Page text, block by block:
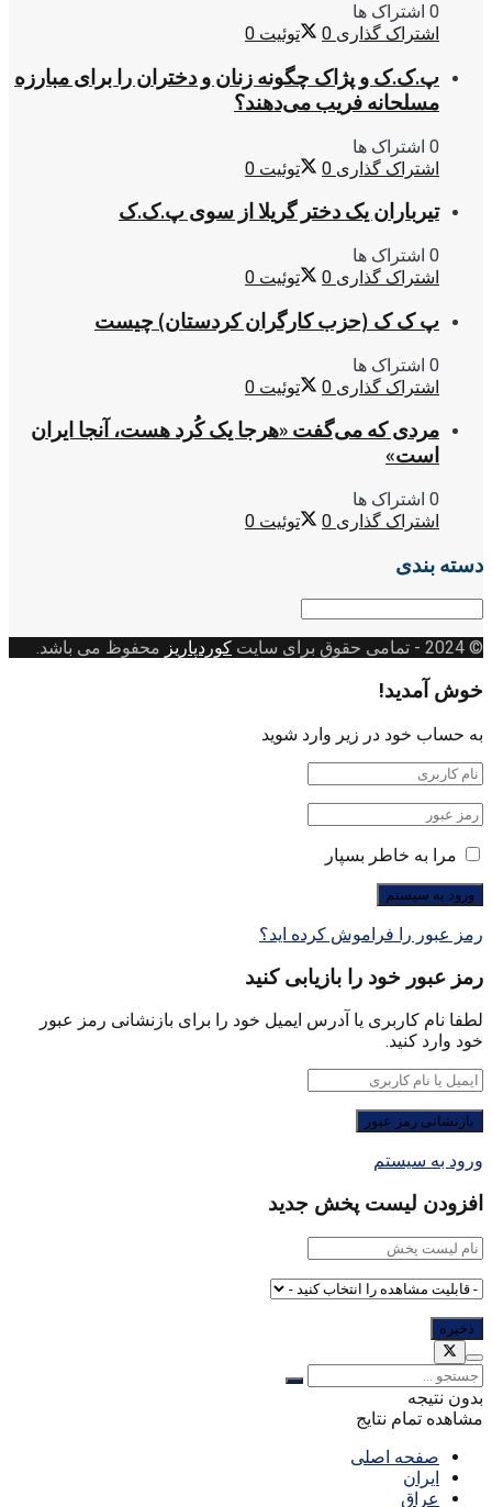
0 اشتراک ها
اشتراک گذاری 0 توئیت 0
پ.ک.ک و پژاک چگونه زنان و دختران را برای مبارزه
مسلحانه فریب می‌دهند؟
0 اشتراک ها
اشتراک گذاری 0 توئیت 0
تیرباران یک دختر گریلا از سوی پ.ک.ک
0 اشتراک ها
اشتراک گذاری 0 توئیت 0
پ ک ک (حزب کارگران کردستان) چیست
0 اشتراک ها
اشتراک گذاری 0 توئیت 0
مردی که می‌گفت «هرجا یک کُرد هست، آنجا ایران
است»
0 اشتراک ها
اشتراک گذاری 0 توئیت 0
دسته بندی
© 2024
- تمامی حقوق برای سایت کوردپاریز محفوظ می باشد.
خوش آمدید!
به حساب خود در زیر وارد شوید
مرا به خاطر بسپار
رمز عبور را فراموش کرده اید؟
رمز عبور خود را بازیابی کنید
لطفا نام کاربری یا آدرس ایمیل خود را برای بازنشانی رمز عبور
خود وارد کنید.
ورود به سیستم
افزودن لیست پخش جدید
بدون نتیجه
مشاهده تمام نتایج
صفحه اصلی
ایران
عراق